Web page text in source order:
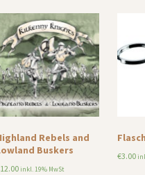
Rebels and
Buskers
12.00 inkl. 19% MwSt
€3.00